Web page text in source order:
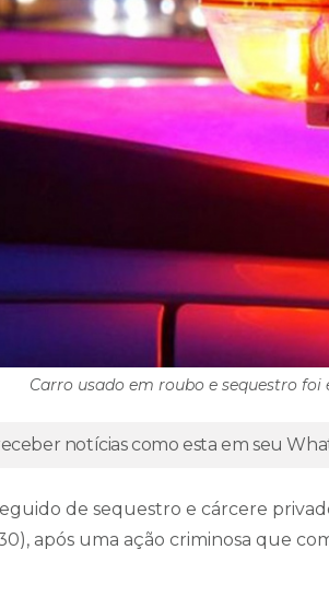
Carro usado em roubo e sequestro
notícias como esta em seu
de sequestro e cárcere
após uma ação criminosa que